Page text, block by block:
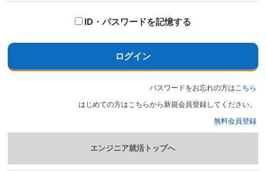
ID・パスワードを記憶する
ログイン
パスワードをお忘れの方はこちら
はじめての方はこちらから新規会員登録してください。
無料会員登録
エンジニア就活トップへ